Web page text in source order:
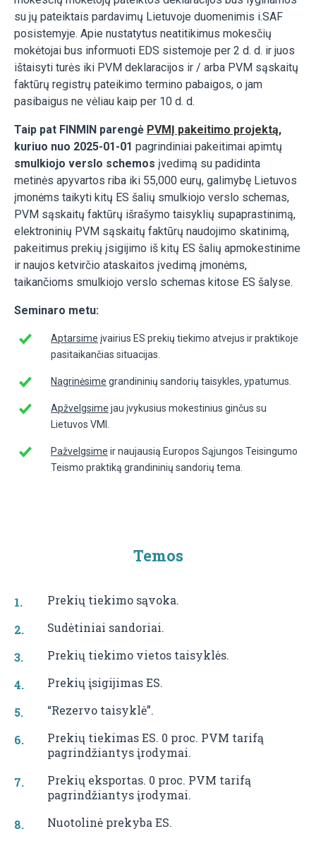
su jų pateiktais pardavimų Lietuvoje duomenimis i.SAF
posistemyje. Apie nustatytus neatitikimus mokesčių
mokėtojai bus informuoti EDS sistemoje per 2 d. d. ir juos
ištaisyti turės iki PVM deklaracijos ir / arba PVM sąskaitų
faktūrų registrų pateikimo termino pabaigos, o jam
pasibaigus ne vėliau kaip per 10 d. d.
Taip pat FINMIN parengė PVMĮ pakeitimo projektą,
kuriuo nuo 2025-01-01 pagrindiniai pakeitimai apimtų
smulkiojo verslo schemos įvedimą su padidinta
metinės apyvartos riba iki 55,000 eurų, galimybę Lietuvos
įmonėms taikyti kitų ES šalių smulkiojo verslo schemas,
PVM sąskaitų faktūrų išrašymo taisyklių supaprastinimą,
elektroninių PVM sąskaitų faktūrų naudojimo skatinimą,
pakeitimus prekių įsigijimo iš kitų ES šalių apmokestinime
ir naujos ketvirčio ataskaitos įvedimą įmonėms,
taikančioms smulkiojo verslo schemas kitose ES šalyse.
Seminaro metu:
Aptarsime įvairius ES prekių tiekimo atvejus ir praktikoje
pasitaikančias situacijas.
Nagrinėsime grandininių sandorių taisykles, ypatumus.
Apžvelgsime jau įvykusius mokestinius ginčus su
Lietuvos VMI.
Pažvelgsime ir naujausią Europos Sąjungos Teisingumo
Teismo praktiką grandininių sandorių tema.
Temos
Prekių tiekimo sąvoka.
Sudėtiniai sandoriai.
Prekių tiekimo vietos taisyklės.
Prekių įsigijimas ES.
“Rezervo taisyklė”.
Prekių tiekimas ES. 0 proc. PVM tarifą
pagrindžiantys įrodymai.
Prekių eksportas. 0 proc. PVM tarifą
pagrindžiantys įrodymai.
Nuotolinė prekyba ES.